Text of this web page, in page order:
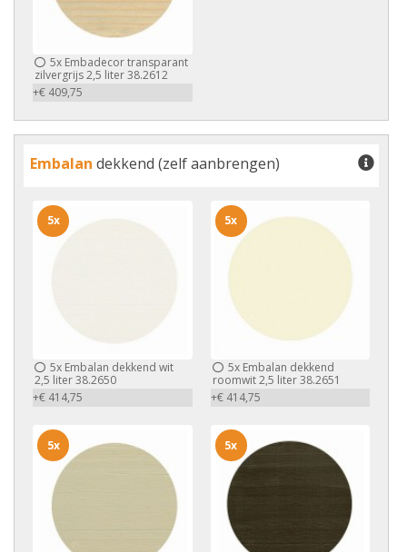
5x Embadecor transparant
zilvergrijs 2,5 liter 38.2612
+€ 409,75
Embalan dekkend (zelf aanbrengen)
5x Embalan dekkend wit
2,5 liter 38.2650
+€ 414,75
5x
5xEmbalan dekkend
roomwit 2,5 liter 38.2651
+€ 414,75
5x
5x 5x